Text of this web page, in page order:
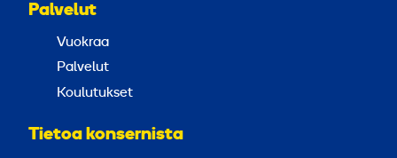
Palvelut
Vuokraa
Palvelut
Koulutukset
Tietoa konsernista